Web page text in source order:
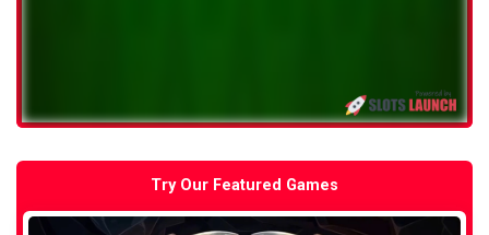
Try Our Featured Games